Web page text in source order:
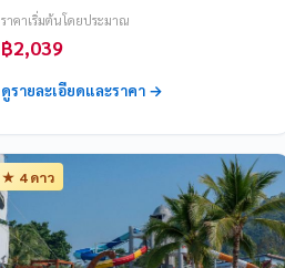
ราคาเริ่มต้นโดยประมาณ
฿2,039
ดูรายละเอียดและราคา →
★ 4 ดาว